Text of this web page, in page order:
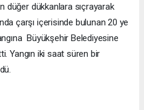
düğer dükkanlara sıçrayarak
çarşı içerisinde bulunan 20 ye
Büyükşehir Belediyesine
Yangın iki saat süren bir